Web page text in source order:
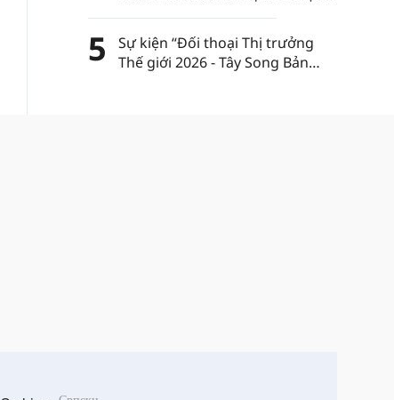
luôn nằm trong sự kiểm soát
của nhân loại
5
Sự kiện “Đối thoại Thị trưởng
Thế giới 2026 - Tây Song Bản